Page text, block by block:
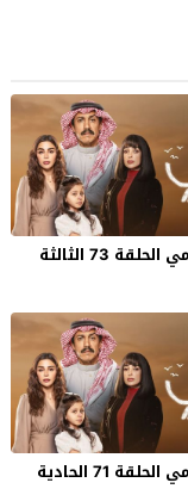
مسلسل امي الحلقة 73 الثالثة
مسلسل امي الحلقة 71 الحادية